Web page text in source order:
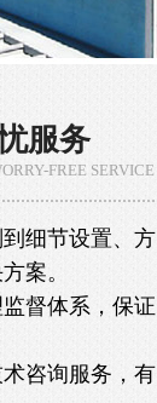
服务
FREE SERVICE
细节设置、方
案。
督体系，保证
咨询服务，有